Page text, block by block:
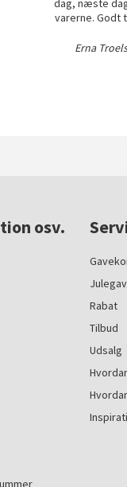
dag, næste
varerne. Godt
Erna
osv.
Rabat
Tilbud
Udsalg